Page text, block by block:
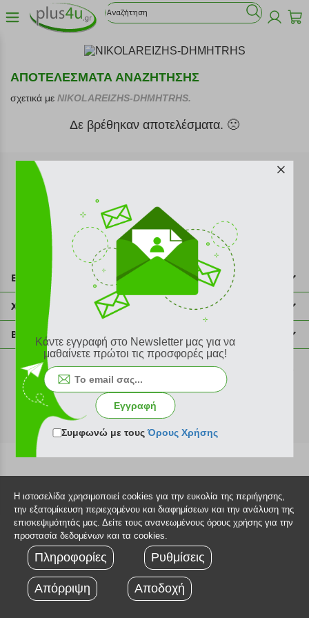
ΑΠΟΤΕΛΕΣΜΑΤΑ ΑΝΑΖΗΤΗΣΗΣ
σχετικά με NIKOLAREIZHS-DHMHTRHS.
Δε βρέθηκαν αποτελέσματα. 🙁
Εγγραφή στο newsletter
Επικοινωνία
211 2000 700
info@plus4u.gr
Χρήσιμες πληροφορίες
Η εταιρία
Σημεία παραλαβής
Ευκαιρίες καριέρας
Όροι χρήσης
Sitemap
Βοήθεια
Εξέλιξη παραγγελίας
Τρόποι παραγγελίας
Τρόποι πληρωμής
Τρόποι αποστολής
Πολιτική επιστροφών
Τεχνική υποστήριξη
©2026 Plus4u.gr
Κάντε εγγραφή στο Newsletter μας για να
μαθαίνετε πρώτοι τις προσφορές μας!
Εγγραφή
Συμφωνώ με τουςΌρους Χρήσης
Η ιστοσελίδα χρησιμοποιεί cookies για την ευκολία της περιήγησης,
την εξατομίκευση περιεχομένου και διαφημίσεων και την ανάλυση της
επισκεψιμότητάς μας. Δείτε τους ανανεωμένους όρους χρήσης για την
προστασία δεδομένων και τα cookies.
Πληροφορίες Ρυθμίσεις
Απόρριψη Αποδοχή